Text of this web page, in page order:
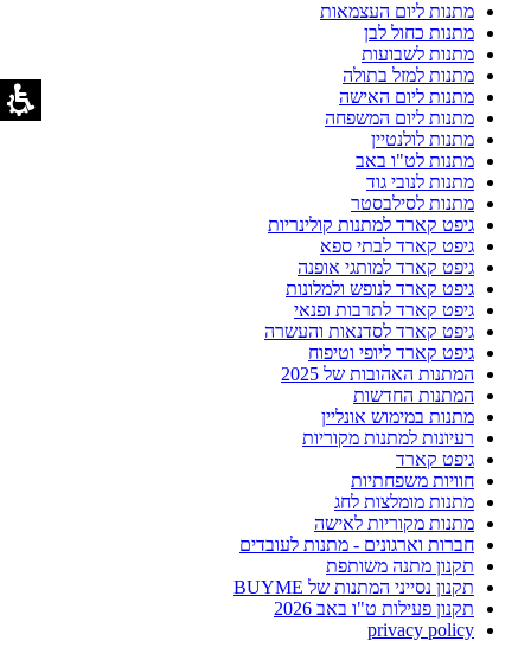
מתנות ליום העצמאות
מתנות כחול לבן
מתנות לשבועות
מתנות למזל בתולה
מתנות ליום האישה
מתנות ליום המשפחה
מתנות לולנטיין
מתנות לט"ו באב
מתנות לנובי גוד
מתנות לסילבסטר
גיפט קארד למתנות קולינריות
גיפט קארד לבתי ספא
גיפט קארד למותגי אופנה
גיפט קארד לנופש ולמלונות
גיפט קארד לתרבות ופנאי
גיפט קארד לסדנאות והעשרה
גיפט קארד ליופי וטיפוח
המתנות האהובות של 2025
המתנות החדשות
מתנות במימוש אונליין
רעיונות למתנות מקוריות
גיפט קארד
חוויות משפחתיות
מתנות מומלצות לחג
מתנות מקוריות לאישה
חברות וארגונים - מתנות לעובדים
תקנון מתנה משותפת
תקנון נסייני המתנות של BUYME
תקנון פעילות ט"ו באב 2026
privacy policy